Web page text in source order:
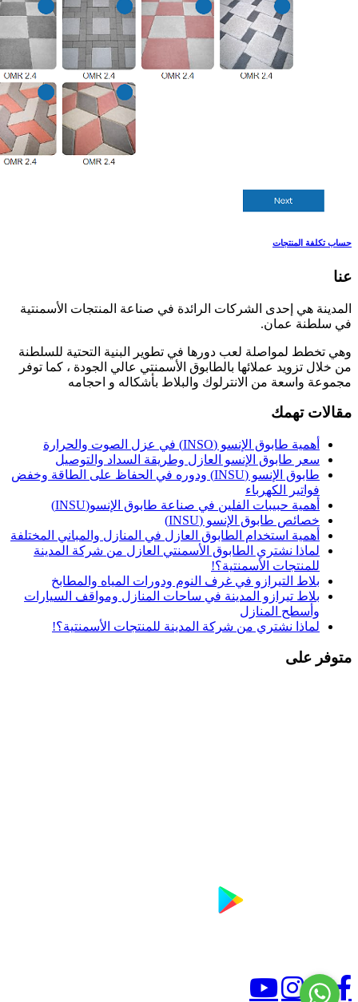
حساب تكلفة المنتجات
عنا
المدينة هي إحدى الشركات الرائدة في صناعة المنتجات الأسمنتية
في سلطنة عمان.
وهي تخطط لمواصلة لعب دورها في تطوير البنية التحتية للسلطنة
من خلال تزويد عملائها بالطابوق الأسمنتي عالي الجودة ، كما توفر
مجموعة واسعة من الانترلوك والبلاط بأشكاله و احجامه
مقالات تهمك
أهمية طابوق الإنسو (INSO) في عزل الصوت والحرارة
سعر طابوق الإنسو العازل وطريقة السداد والتوصيل
طابوق الإنسو (INSU) ودوره في الحفاظ على الطاقة وخفض
فواتير الكهرباء
أهمية حبيبات الفلين في صناعة طابوق الإنسو(INSU)
خصائص طابوق الإنسو (INSU)
أهمية استخدام الطابوق العازل في المنازل والمباني المختلفة
لماذا نشتري الطابوق الأسمنتي العازل من شركة المدينة
للمنتجات الأسمنتية؟!
بلاط التيرازو في غرف النوم ودورات المياه والمطابخ
بلاط تيرازو المدينة في ساحات المنازل ومواقف السيارات
وأسطح المنازل
لماذا نشتري من شركة المدينة للمنتجات الأسمنتية؟!
متوفر على
facebook
twitter
instagram